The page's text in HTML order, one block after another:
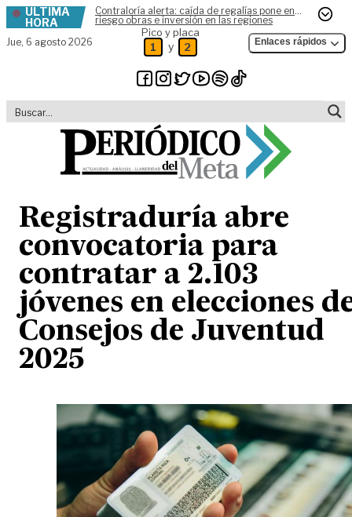
Skip to content
ÚLTIMA
HORA
Contraloría alerta: caída de regalías pone en
riesgo obras e inversión en las regiones
Jue, 6 agosto 2026
Pico y placa
1 y 2 Enlaces rápidos
Registraduría abre
convocatoria para
contratar a 2.103
jóvenes en elecciones
Consejos de Juventud
2025